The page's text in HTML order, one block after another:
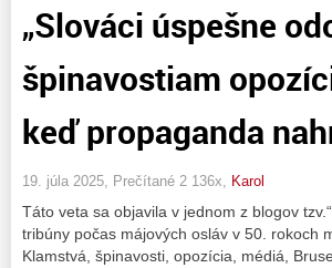
„Slováci úspešne
špinavostiam
keď propaganda
19. júla 2025, Prečítané 2 136x, Karol
Táto veta sa objavila v jednom z blogov
tribúny počas májových osláv v 50. rokoch
Klamstvá, špinavosti, opozícia, médiá,